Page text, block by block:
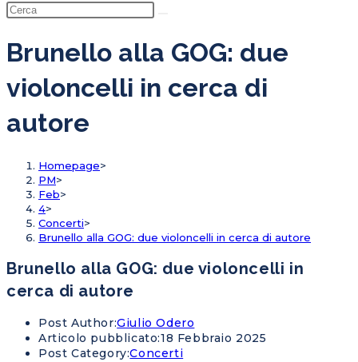
Brunello alla GOG: due
violoncelli in cerca di
autore
Homepage>
PM>
Feb>
4>
Concerti>
Brunello alla GOG: due violoncelli in cerca di autore
Brunello alla GOG: due violoncelli in
cerca di autore
Post Author:Giulio Odero
Articolo pubblicato:18 Febbraio 2025
Post Category:Concerti